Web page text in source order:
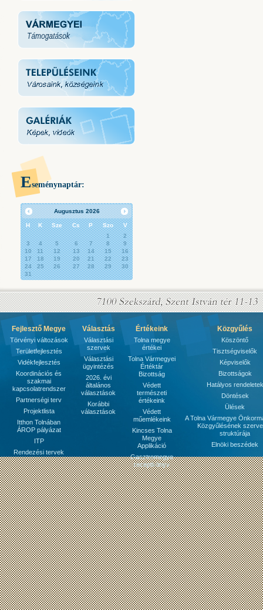
Eseménynaptár:
Augusztus 2026
H K Sze Cs P Szo
V
1
2
3
4 5 6 7 8
9
10
11 12 13 14 15
16
17
18 19 20 21 22
23
24
25 26 27 28 29
30
31
Fejlesztő Megye
Törvényi változások
Területfejlesztés
Vidékfejlesztés
Koordinációs és
szakmai
kapcsolatrendszer
Partnerségi terv
Projektlista
Itthon Tolnában
ÁROP pályázat
ITP
Rendezési tervek
Választás
Választási
szervek
Választási
ügyintézés
2026. évi
általános
választások
Korábbi
választások
Értékeink
Tolna megye
értékei
Tolna Vármegyei
Értéktár
Bizottság
Védett
természeti
értékeink
Védett
műemlékeink
Kincses Tolna
Megye
Applikáció
Gasztromegye
receptkönyv
Közgyűlés
Köszöntő
Tisztségviselők
Képviselők
Bizottságok
Hatályos rendeletek
Döntések
Ülések
A Tolna Vármegye
Közgyűlésének
struktúrája
Elnöki beszédek